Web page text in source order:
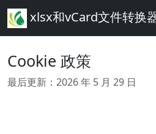
xlsx和vCard文件转换
Cookie 政策
最后更新：2026 年 5 月 29 日